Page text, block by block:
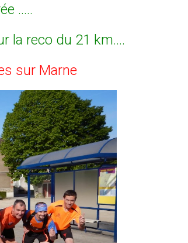
.....
la reco du 21 km....
sur Marne